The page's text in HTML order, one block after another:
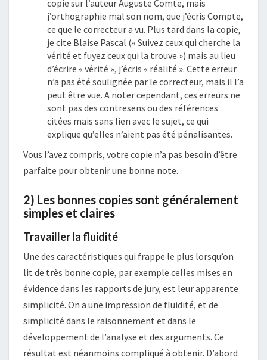
copie sur l’auteur Auguste Comte, mais
j’orthographie mal son nom, que j’écris Compte,
ce que le correcteur a vu. Plus tard dans la copie,
je cite Blaise Pascal (« Suivez ceux qui cherche la
vérité et fuyez ceux qui la trouve ») mais au lieu
d’écrire « vérité », j’écris « réalité ». Cette erreur
n’a pas été soulignée par le correcteur, mais il l’a
peut être vue. A noter cependant, ces erreurs ne
sont pas des contresens ou des références
citées mais sans lien avec le sujet, ce qui
explique qu’elles n’aient pas été pénalisantes.
Vous l’avez compris, votre copie n’a pas besoin d’être
parfaite pour obtenir une bonne note.
2) Les bonnes copies sont généralement
simples et claires
Travailler la fluidité
Une des caractéristiques qui frappe le plus lorsqu’on
lit de très bonne copie, par exemple celles mises en
évidence dans les rapports de jury, est leur apparente
simplicité. On a une impression de fluidité, et de
simplicité dans le raisonnement et dans le
développement de l’analyse et des arguments. Ce
résultat est néanmoins compliqué à obtenir. D’abord